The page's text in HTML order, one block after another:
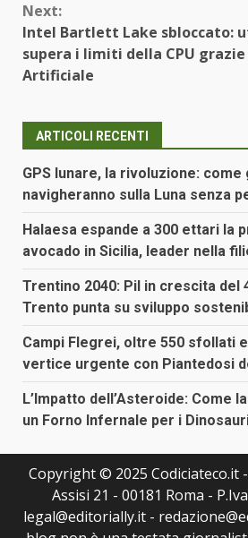
Next:
Intel Bartlett Lake sbloccato:
supera i limiti della CPU
Artificiale
ARTICOLI RECENTI
GPS lunare, la rivoluzione:
navigheranno sulla Luna senza
Halaesa espande a 300 ettari la
avocado in Sicilia, leader nella
Trentino 2040: Pil in crescita del
Trento punta su sviluppo
Campi Flegrei, oltre 550 sfollati
vertice urgente con Piantedosi
L’Impatto dell’Asteroide: Come
un Forno Infernale per i
Copyright © 2025 Codiciateco.it
Assisi 21 - 00181 Roma -
legal@editorially.it -